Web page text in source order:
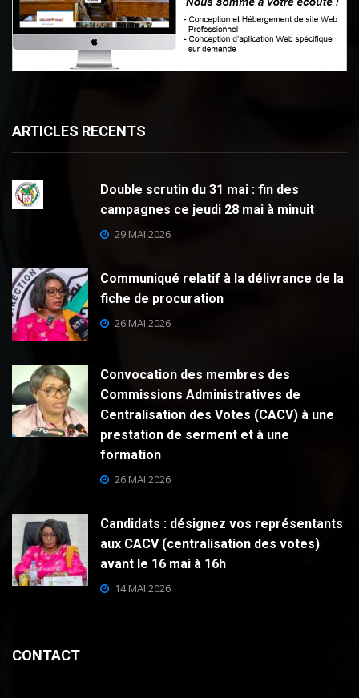
ARTICLES RECENTS
Double scrutin du 31 mai : fin des
campagnes ce jeudi 28 mai à minuit
29 MAI 2026
Communiqué relatif à la délivrance de la
fiche de procuration
26 MAI 2026
Convocation des membres des
Commissions Administratives de
Centralisation des Votes (CACV) à une
prestation de serment et à une
formation
26 MAI 2026
Candidats : désignez vos représentants
aux CACV (centralisation des votes)
avant le 16 mai à 16h
14 MAI 2026
CONTACT